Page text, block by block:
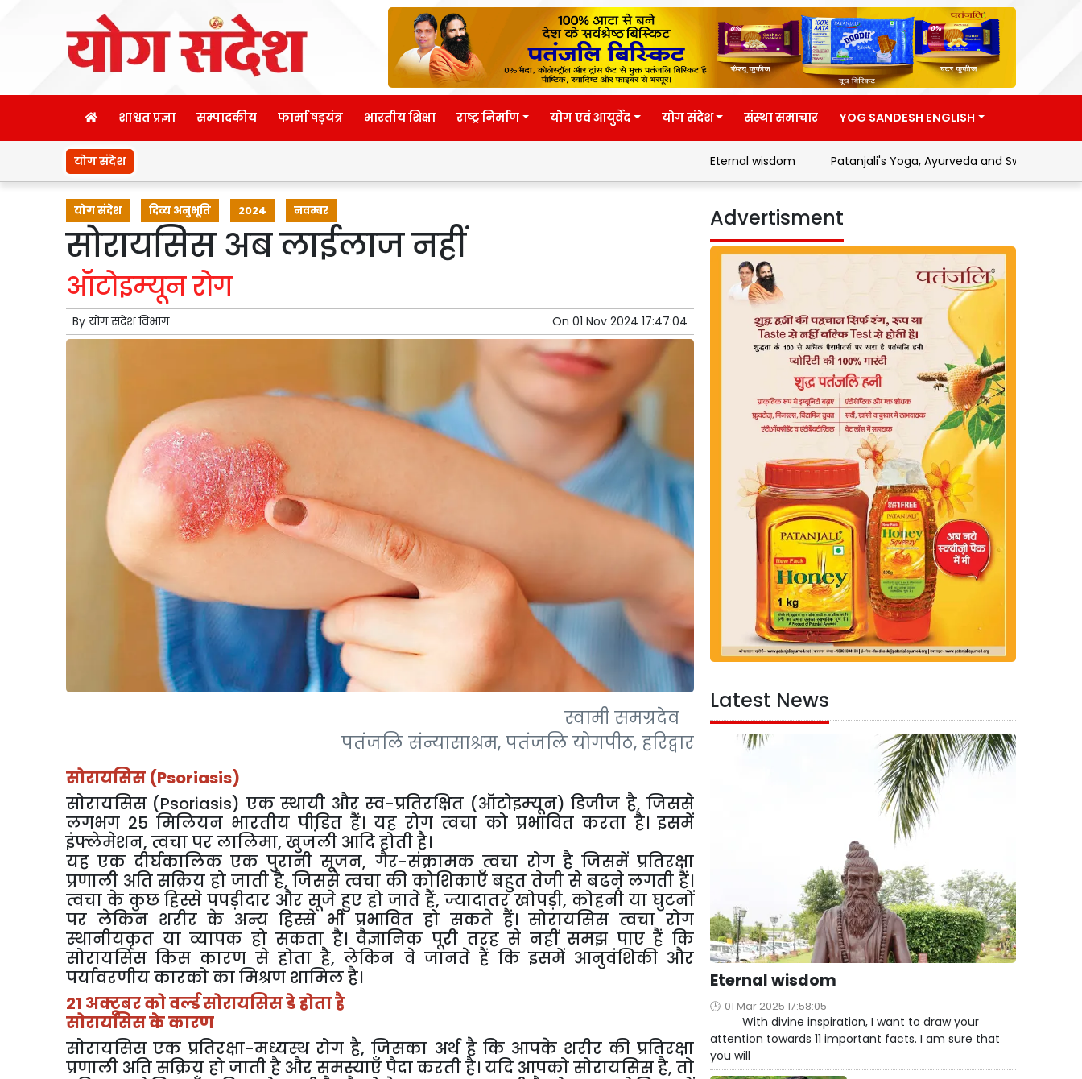
शाश्वत प्रज्ञा सम्पादकीय फार्मा षड़यंत्र भारतीय शिक्षा राष्ट्र निर्माण योग एवं आयुर्वेद योग संदेश संस्था समाचार YOG SANDESH ENGLISH
योग संदेश Eternal wisdom Patanjali's Yoga, Ayurveda and Swadeshi Movement
योग संदेश दिव्य अनुभूति 2024 नवम्बर
सोरायसिस अब लाईलाज नहीं
ऑटोइम्‍यून रोग
By योग संदेश विभाग On 01 Nov 2024 17:47:04
स्वामी समग्रदेव
पतंजलि संन्यासाश्रम, पतंजलि योगपीठ, हरिद्वार
सोरायसिस (Psoriasis)
सोरायसिस (Psoriasis) एक स्‍थायी और स्‍व-प्रतिरक्षित (ऑटोइम्‍यून) डिजीज है, जिससे
लगभग 25 मिलियन भारतीय पीडि़त हैं। यह रोग त्‍वचा को प्रभावित करता है। इसमें
इंफ्लेमेशन, त्वचा पर लालिमा, खुजली आदि होती है।
यह एक दीर्घकालिक एक पुरानी सूजन, गैर-संक्रामक त्वचा रोग है जिसमें प्रतिरक्षा
प्रणाली अति सक्रिय हो जाती है, जिससे त्वचा की कोशिकाएँ बहुत तेजी से बढऩे लगती हैं।
त्वचा के कुछ हिस्से पपड़ीदार और सूजे हुए हो जाते हैं, ज्यादातर खोपड़ी, कोहनी या घुटनों
पर लेकिन शरीर के अन्य हिस्से भी प्रभावित हो सकते हैं। सोरायसिस त्वचा रोग
स्थानीयकृत या व्यापक हो सकता है। वैज्ञानिक पूरी तरह से नहीं समझ पाए हैं कि
सोरायसिस किस कारण से होता है, लेकिन वे जानते हैं कि इसमें आनुवंशिकी और
पर्यावरणीय कारको का मिश्रण शामिल है।
21 अक्टूबर को वर्ल्ड सोरायसिस डे होता है
सोरायसिस के कारण
सोरायसिस एक प्रतिरक्षा-मध्यस्थ रोग है, जिसका अर्थ है कि आपके शरीर की प्रतिरक्षा
प्रणाली अति सक्रिय हो जाती है और समस्याएँ पैदा करती है। यदि आपको सोरायसिस है, तो
Advertisment
Latest News
Eternal wisdom
01 Mar 2025 17:58:05
With divine inspiration, I want to draw your
attention towards 11 important facts. I am sure that
you will